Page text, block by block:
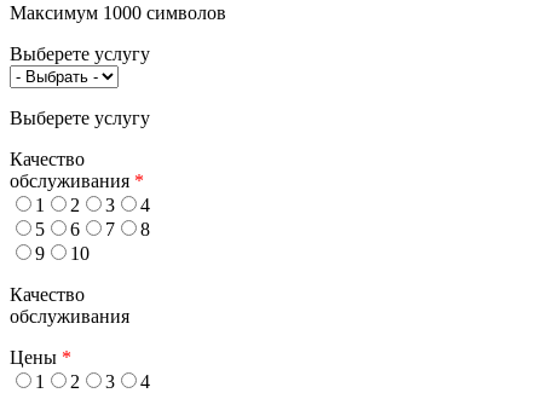
Максимум 1000 символов
Выберете услугу
Выберете услугу
Качество
обслуживания *
1
2 3
4
5
6 7
8
9
10
Качество
обслуживания
Цены *
1
2 3
4